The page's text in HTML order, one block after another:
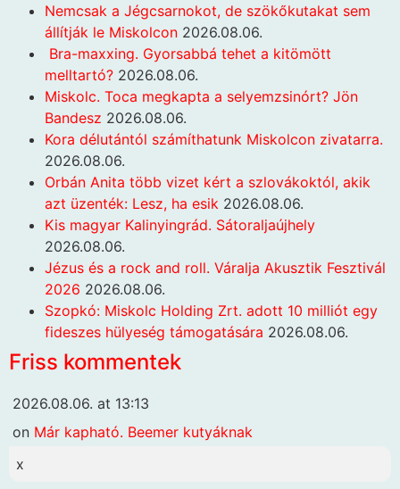
Nemcsak a Jégcsarnokot, de szökőkutakat sem
állítják le Miskolcon 2026.08.06.
Bra-maxxing. Gyorsabbá tehet a kitömött
melltartó? 2026.08.06.
Miskolc. Toca megkapta a selyemzsinórt? Jön
Bandesz 2026.08.06.
Kora délutántól számíthatunk Miskolcon zivatarra.
2026.08.06.
Orbán Anita több vizet kért a szlovákoktól, akik
azt üzenték: Lesz, ha esik 2026.08.06.
Kis magyar Kalinyingrád. Sátoraljaújhely
2026.08.06.
Jézus és a rock and roll. Váralja Akusztik Fesztivál
2026 2026.08.06.
Szopkó: Miskolc Holding Zrt. adott 10 milliót egy
fideszes hülyeség támogatására 2026.08.06.
Friss kommentek
2026.08.06. at 13:13
on Már kapható. Beemer kutyáknak
x